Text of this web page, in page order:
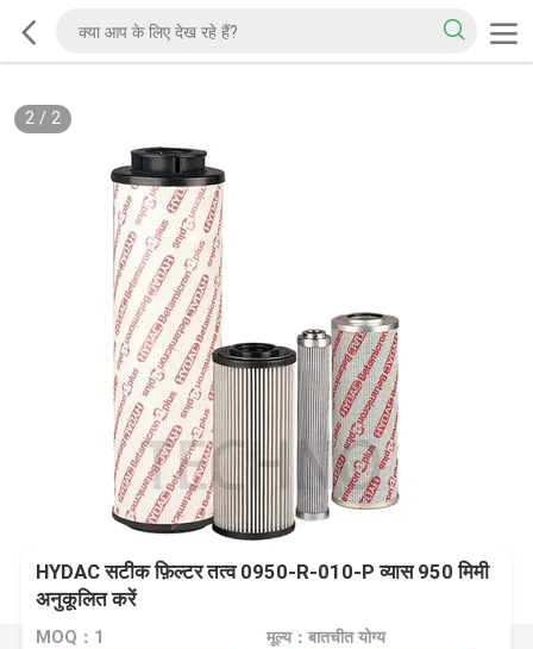
2/ 2
HYDAC सटीक फ़िल्टर तत्व 0950-R-010-P व्यास 950 मिमी
अनुकूलित करें
MOQ：1 मूल्य：बातचीत योग्य